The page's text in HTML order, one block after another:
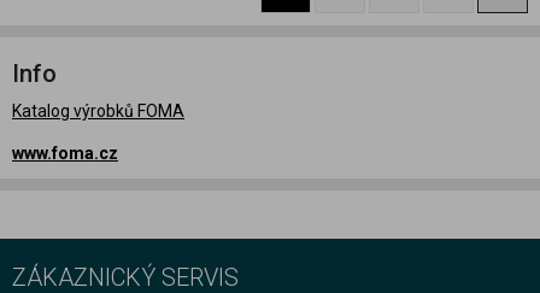
Info
Katalog výrobků FOMA
www.foma.cz
ZÁKAZNICKÝ SERVIS